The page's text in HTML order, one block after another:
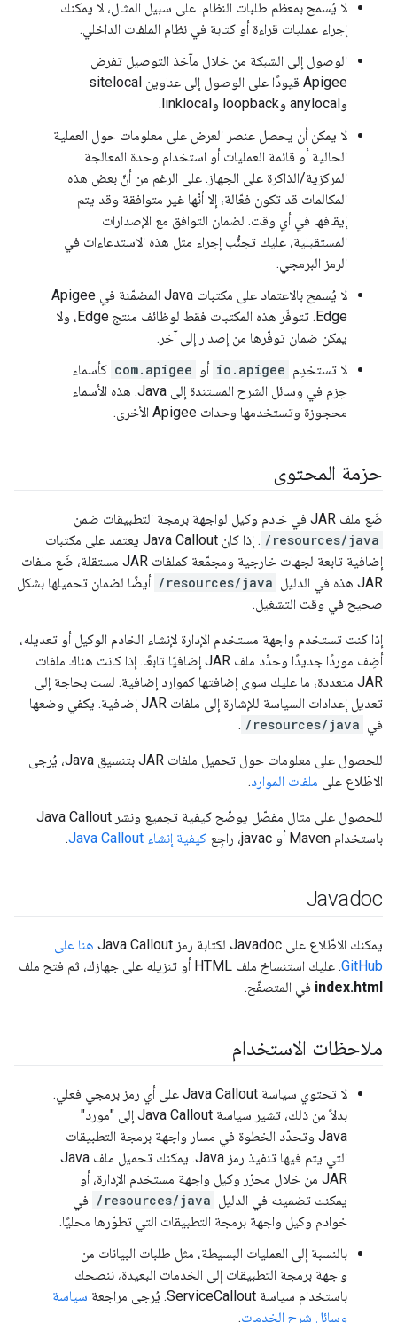
لا يُسمح بمعظم طلبات النظام. على سبيل المثال، لا يمكنك
إجراء عمليات قراءة أو كتابة في نظام الملفات الداخلي.
الوصول إلى الشبكة من خلال مآخذ التوصيل تفرض
Apigee قيودًا على الوصول إلى عناوين sitelocal
وanylocal وloopback وlinklocal.
لا يمكن أن يحصل عنصر العرض على معلومات حول العملية
الحالية أو قائمة العمليات أو استخدام وحدة المعالجة
المركزية/الذاكرة على الجهاز. على الرغم من أنّ بعض هذه
المكالمات قد تكون فعّالة، إلا أنّها غير متوافقة وقد يتم
إيقافها في أي وقت. لضمان التوافق مع الإصدارات
المستقبلية، عليك تجنُّب إجراء مثل هذه الاستدعاءات في
الرمز البرمجي.
لا يُسمح بالاعتماد على مكتبات Java المضمّنة في Apigee
Edge. تتوفّر هذه المكتبات فقط لوظائف منتج Edge، ولا
يمكن ضمان توفّرها من إصدار إلى آخر.
لا تستخدِم io.apigee أو com.apigee كأسماء
حِزم في وسائل الشرح المستندة إلى Java. هذه الأسماء
محجوزة وتستخدمها وحدات Apigee الأخرى.
حزمة المحتوى
ضَع ملف JAR في خادم وكيل لواجهة برمجة التطبيقات ضمن
/resources/java
. إذا كان Java Callout يعتمد على مكتبات
إضافية تابعة لجهات خارجية ومجمّعة كملفات JAR مستقلة، ضَع ملفات
JAR هذه في الدليل
/resources/java أيضًا لضمان تحميلها بشكل
صحيح في وقت التشغيل.
إذا كنت تستخدم واجهة مستخدم الإدارة لإنشاء الخادم الوكيل أو تعديله،
أضِف موردًا جديدًا وحدِّد ملف JAR إضافيًا تابعًا. إذا كانت هناك ملفات
JAR متعددة، ما عليك سوى إضافتها كموارد إضافية. لست بحاجة إلى
تعديل إعدادات السياسة للإشارة إلى ملفات JAR إضافية. يكفي وضعها
في /resources/java
.
للحصول على معلومات حول تحميل ملفات JAR بتنسيق Java، يُرجى
الاطّلاع على ملفات الموارد.
للحصول على مثال مفصّل يوضّح كيفية تجميع ونشر Java Callout
باستخدام Maven أو javac، راجِع
كيفية إنشاء Java Callout .
Javadoc
يمكنك الاطّلاع على Javadoc لكتابة رمز Java Callout
هنا على
GitHub. عليك استنساخ ملف HTML أو تنزيله على جهازك، ثم فتح ملف
index.html في المتصفّح.
ملاحظات الاستخدام
لا تحتوي سياسة Java Callout على أي رمز برمجي فعلي.
بدلاً من ذلك، تشير سياسة Java Callout إلى "مورد"
Java وتحدّد الخطوة في مسار واجهة برمجة التطبيقات
التي يتم فيها تنفيذ رمز Java. يمكنك تحميل ملف Java
JAR من خلال محرّر وكيل واجهة مستخدم الإدارة، أو
يمكنك تضمينه في الدليل /resources/java في
خوادم وكيل واجهة برمجة التطبيقات التي تطوّرها محليًا.
بالنسبة إلى العمليات البسيطة، مثل طلبات البيانات من
واجهة برمجة التطبيقات إلى الخدمات البعيدة، ننصحك
باستخدام سياسة ServiceCallout. يُرجى مراجعة
سياسة
وسائل شرح الخدمات.